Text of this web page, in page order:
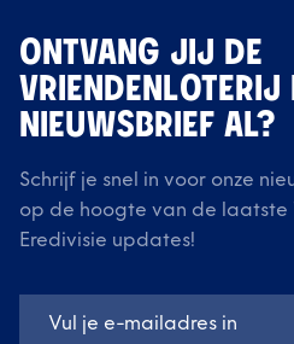
ONTVANG JIJ DE
VRIENDENLOTERIJ
NIEUWSBRIEF AL?
Schrijf je snel in voor onze
op de hoogte van de laatste
Eredivisie updates!